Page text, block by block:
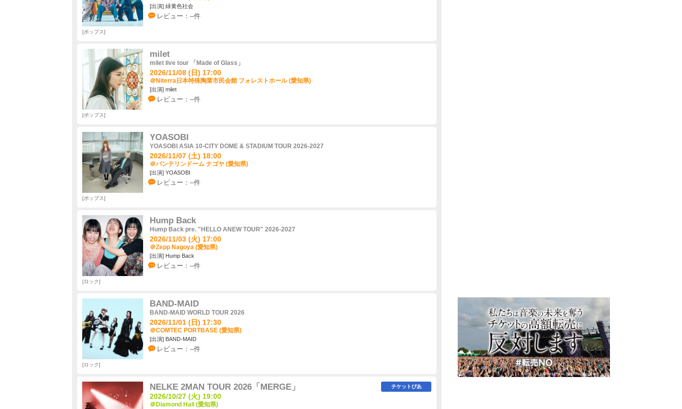
[出演] 緑黄色社会
レビュー：--件
ポップス
milet
milet live tour 「Made of Glass」
2026/11/08 (日) 17:00
＠Niterra日本特殊陶業市民会館 フォレストホール (愛知県)
[出演] milet
レビュー：--件
ポップス
YOASOBI
YOASOBI ASIA 10-CITY DOME & STADIUM TOUR 2026-2027
2026/11/07 (土) 18:00
＠バンテリンドーム ナゴヤ (愛知県)
[出演] YOASOBI
レビュー：--件
ポップス
Hump Back
Hump Back pre. "HELLO ANEW TOUR" 2026-2027
2026/11/03 (火) 17:00
＠Zepp Nagoya (愛知県)
[出演] Hump Back
レビュー：--件
ロック
BAND-MAID
BAND-MAID WORLD TOUR 2026
2026/11/01 (日) 17:30
＠COMTEC PORTBASE (愛知県)
[出演] BAND-MAID
レビュー：--件
ロック
NELKE 2MAN TOUR 2026「MERGE」
2026/10/27 (火) 19:00
＠Diamond Hall (愛知県)
チケットぴあ